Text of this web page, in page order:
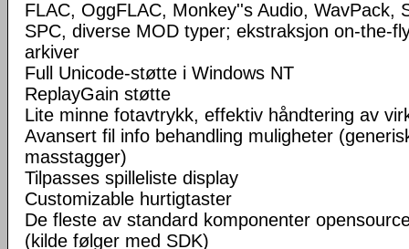
FLAC, OggFLAC, Monkey''s Audio, WavPack,
SPC, diverse MOD typer; ekstraksjon on-the-
arkiver
Full Unicode-støtte i Windows NT
ReplayGain støtte
Lite minne fotavtrykk, effektiv håndtering av
Avansert fil info behandling muligheter
masstagger)
Tilpasses spilleliste display
Customizable hurtigtaster
De fleste av standard komponenter
(kilde følger med SDK)